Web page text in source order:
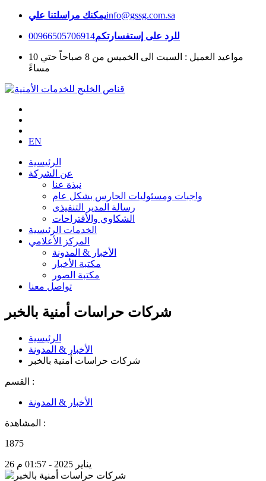
يمكنك مراسلتنا عليinfo@gssg.com.sa
للرد على إستفسارتكم00966505706914
مواعيد العميل : السبت الى الخميس من 8 صباحاً حتي 10
مساءً
EN
الرئيسية
عن الشركة
نبذة عنا
واجبات ومسئوليات الحارس بشكل عام
رسالة المدير التنفيذى
الشكاوي والأقتراحات
الخدمات الرئيسية
المركز الأعلامي
الأخبار & المدونة
مكتبة الأخبار
مكتبة الصور
تواصل معنا
شركات حراسات أمنية بالخبر
الرئيسية
الأخبار & المدونة
شركات حراسات أمنية بالخبر
القسم :
الأخبار & المدونة
المشاهدة :
1875
26 يناير 2025 - 01:57 م